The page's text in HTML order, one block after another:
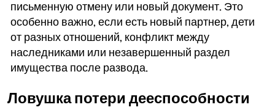
письменную отмену или новый документ. Это
особенно важно, если есть новый партнер, дети
от разных отношений, конфликт между
наследниками или незавершенный раздел
имущества после развода.
Ловушка потери дееспособности